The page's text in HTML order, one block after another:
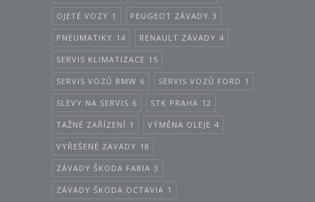
OJETÉ VOZY 1 PEUGEOT ZÁVADY 3
PNEUMATIKY 14 RENAULT ZÁVADY 4
SERVIS KLIMATIZACE 15
SERVIS VOZŮ BMW 6 SERVIS VOZŮ FORD 1
SLEVY NA SERVIS 6 STK PRAHA 12
TAŽNÉ ZAŘÍZENÍ 1 VÝMĚNA OLEJE 4
VYŘEŠENÉ ZÁVADY 18
ZÁVADY ŠKODA FABIA 3
ZÁVADY ŠKODA OCTAVIA 1